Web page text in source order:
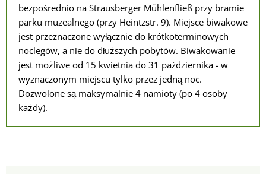
bezpośrednio na Strausberger Mühlenfließ przy bramie
parku muzealnego (przy Heintzstr. 9). Miejsce biwakowe
jest przeznaczone wyłącznie do krótkoterminowych
noclegów, a nie do dłuższych pobytów. Biwakowanie
jest możliwe od 15 kwietnia do 31 października - w
wyznaczonym miejscu tylko przez jedną noc.
Dozwolone są maksymalnie 4 namioty (po 4 osoby
każdy).